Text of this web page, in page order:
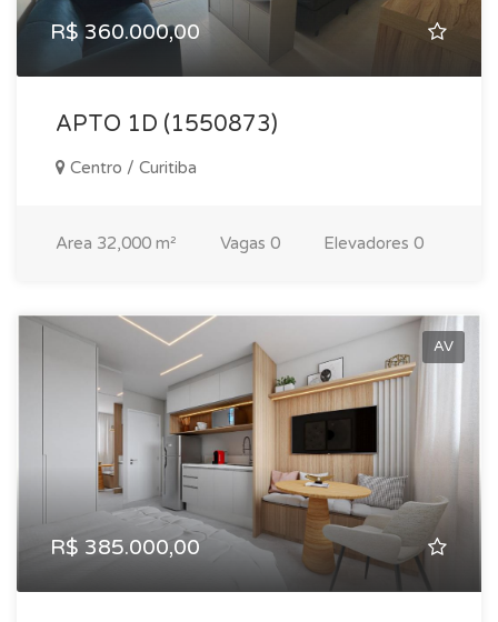
R$ 360.000,00
APTO 1D (1550873)
Centro / Curitiba
Area 32,000 m² Vagas 0 Elevadores 0
AV
R$ 385.000,00